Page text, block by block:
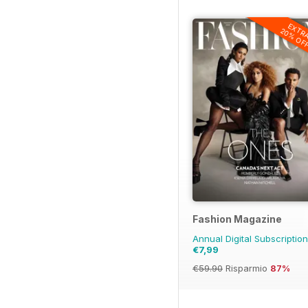
20%
Fashion Magazine
Annual Digital
€7,99
€59.90 Risparmio 87%